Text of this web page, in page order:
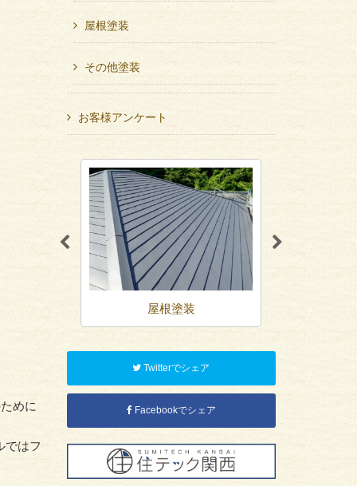
めに
ではフ
屋根塗装
その他塗装
お客様アンケート
屋根塗装 シー
Twitterでシェア
Facebookでシェア